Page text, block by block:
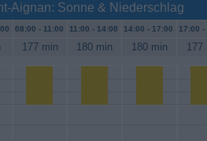
Aignan: Sonne & Niederschlag
08:00 - 11:00 11:00 - 14:00 14:00 - 17:00 17:00 -
177 min 180 min 180 min 177